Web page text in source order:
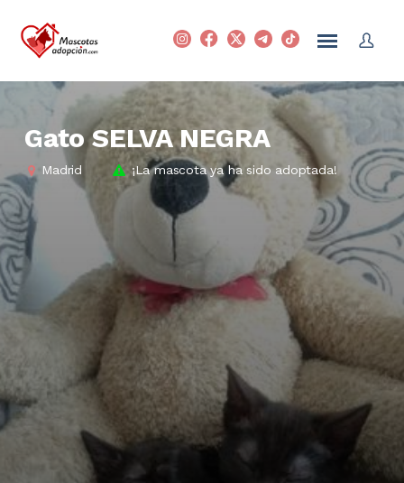
Gato SELVA NEGRA
Madrid ¡La mascota ya ha sido adoptada!